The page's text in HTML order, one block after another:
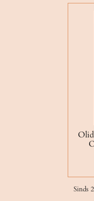
Sinds